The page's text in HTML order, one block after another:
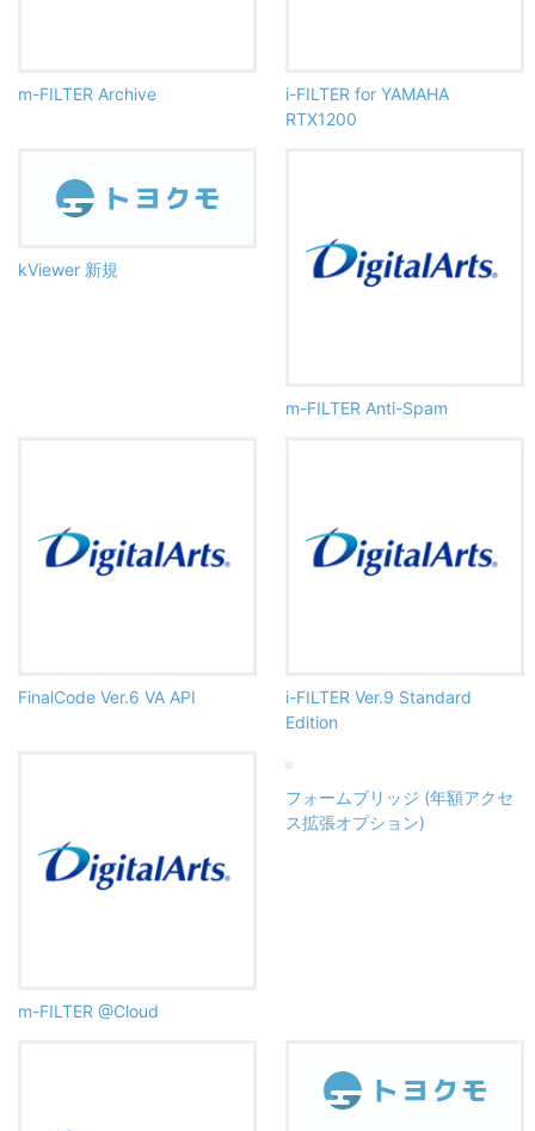
m-FILTER Archive
i-FILTER for YAMAHA
RTX1200
kViewer 新規
m-FILTER Anti-Spam
FinalCode Ver.6 VA API
i-FILTER Ver.9 Standard
Edition
m-FILTER @Cloud
フォームブリッジ (年額アクセ
ス拡張オプション)